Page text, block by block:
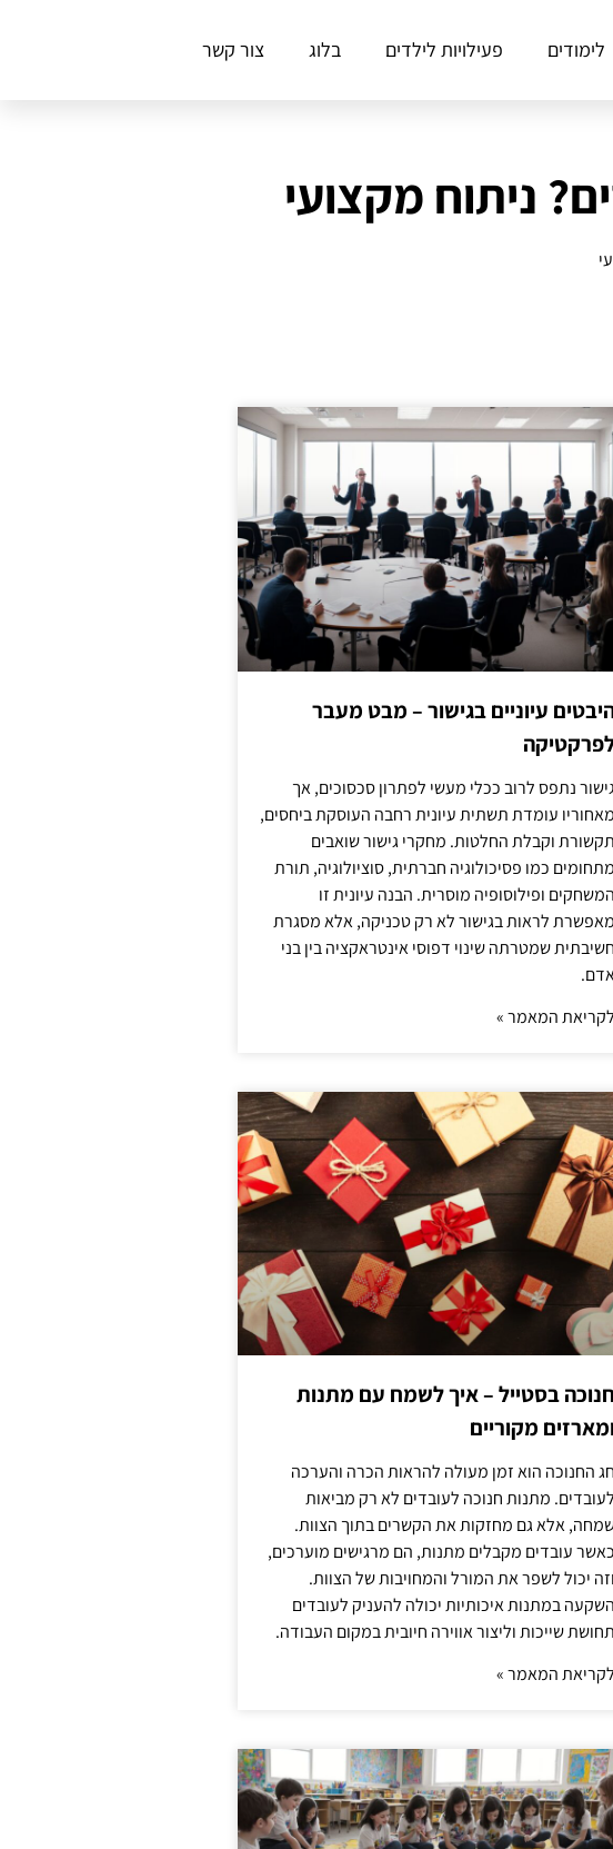
לימודים פעילויות לילדים בלוג צור קשר
ניתוח מקצועי
עיוניים בגישור – מבט מעבר
נתפס לרוב ככלי מעשי לפתרון סכסוכים, אך
מאחוריו עומדת תשתית עיונית רחבה העוסקת ביחסים,
תקשורת וקבלת החלטות. מחקרי גישור שואבים
מתחומים כמו פסיכולוגיה חברתית, סוציולוגיה, תורת
המשחקים ופילוסופיה מוסרית. הבנה עיונית זו
מאפשרת לראות בגישור לא רק טכניקה, אלא מסגרת
חשיבתית שמטרתה שינוי דפוסי אינטראקציה בין בני
לקריאת המאמר »
חנוכה בסטייל – איך לשמח עם מתנות
מקוריים
חג החנוכה הוא זמן מעולה להראות הכרה והערכה
לעובדים. מתנות חנוכה לעובדים לא רק מביאות
אלא גם מחזקות את הקשרים בתוך הצוות.
כאשר עובדים מקבלים מתנות, הם מרגישים מוערכים,
וזה יכול לשפר את המורל והמחויבות של הצוות.
השקעה במתנות איכותיות יכולה להעניק לעובדים
תחושת שייכות וליצור אווירה חיובית במקום העבודה.
לקריאת המאמר »